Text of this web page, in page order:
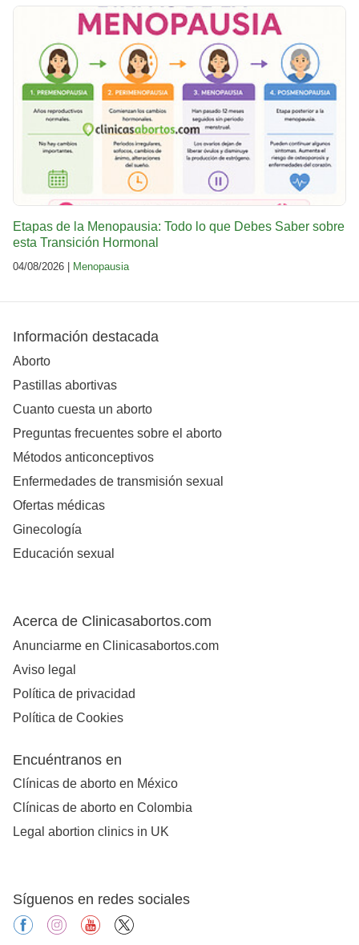
Etapas de la Menopausia: Todo lo que Debes Saber sobre
esta Transición Hormonal
04/08/2026 | Menopausia
Información destacada
Aborto
Pastillas abortivas
Cuanto cuesta un aborto
Preguntas frecuentes sobre el aborto
Métodos anticonceptivos
Enfermedades de transmisión sexual
Ofertas médicas
Ginecología
Educación sexual
Acerca de Clinicasabortos.com
Anunciarme en Clinicasabortos.com
Aviso legal
Política de privacidad
Política de Cookies
Encuéntranos en
Clínicas de aborto en México
Clínicas de aborto en Colombia
Legal abortion clinics in UK
Síguenos en redes sociales
facebookinstagramyoutube